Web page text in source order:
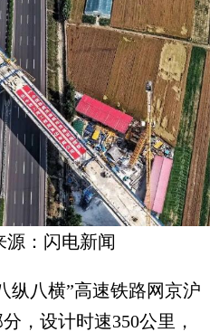
源：闪电新闻
八横”高速铁路网京沪
，设计时速350公里，